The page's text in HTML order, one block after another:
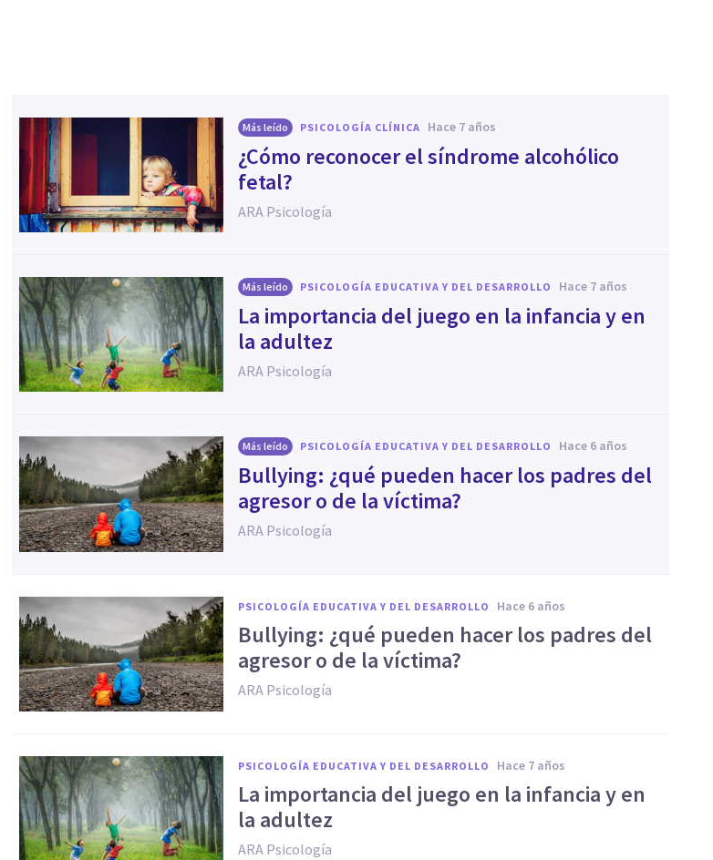
Más leído PSICOLOGÍA CLÍNICA hace 7 años
¿Cómo reconocer el síndrome alcohólico
fetal?
ARA Psicología
Más leído PSICOLOGÍA EDUCATIVA Y DEL DESARROLLO hace 7 años
La importancia del juego en la infancia y en
la adultez
ARA Psicología
Más leído PSICOLOGÍA EDUCATIVA Y DEL DESARROLLO hace 6 años
Bullying: ¿qué pueden hacer los padres del
agresor o de la víctima?
ARA Psicología
PSICOLOGÍA EDUCATIVA Y DEL DESARROLLO hace 6 años
Bullying: ¿qué pueden hacer los padres del
agresor o de la víctima?
ARA Psicología
PSICOLOGÍA EDUCATIVA Y DEL DESARROLLO hace 7 años
La importancia del juego en la infancia y en
la adultez
ARA Psicología